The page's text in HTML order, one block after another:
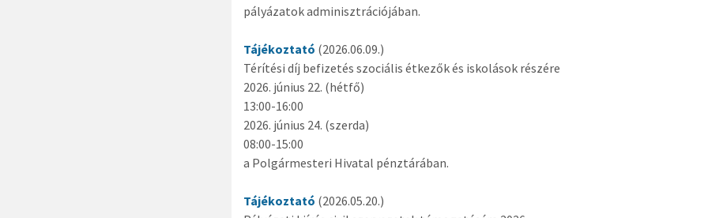
pályázatok adminisztrációjában.
Tájékoztató (2026.06.09.)
Térítési díj befizetés szociális étkezők és iskolások részére
2026. június 22. (hétfő)
13:00-16:00
2026. június 24. (szerda)
08:00-15:00
a Polgármesteri Hivatal pénztárában.
Tájékoztató (2026.05.20.)